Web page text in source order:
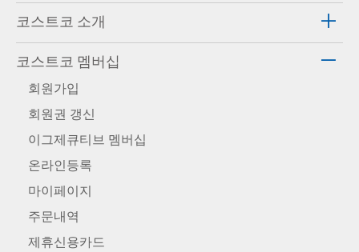
코스트코 소개
코스트코 멤버십
회원가입
회원권 갱신
이그제큐티브 멤버십
온라인등록
마이페이지
주문내역
제휴신용카드